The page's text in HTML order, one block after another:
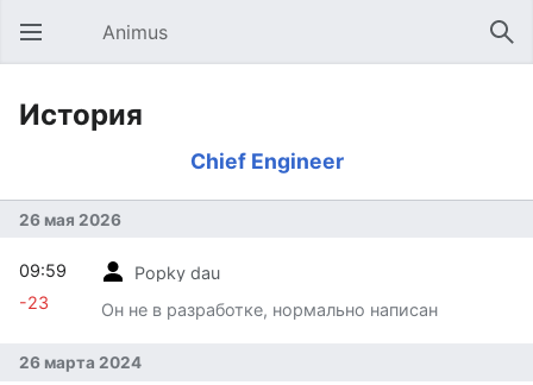
Открыть главное меню Animus
История
Chief Engineer
26 мая 2026
Popky dau
Он не в разработке, нормально написан
09:59
-23
26 марта 2024